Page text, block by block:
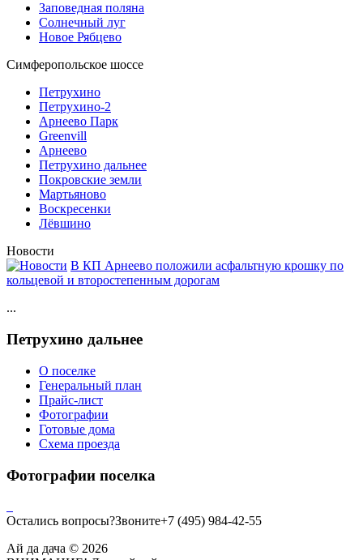
Заповедная поляна
Солнечный луг
Новое Рябцево
Симферопольское шоссе
Петрухино
Петрухино-2
Арнеево Парк
Greenvill
Арнеево
Петрухино дальнее
Покровские земли
Мартьяново
Воскресенки
Лёвшино
Новости
В КП Арнеево положили асфальтную крошку по
кольцевой и второстепенным дорогам
...
Петрухино дальнее
О поселке
Генеральный план
Прайс-лист
Фотографии
Готовые дома
Схема проезда
Фотографии поселка
Остались вопросы?Звоните+7 (495) 984-42-55
Ай да дача © 2026